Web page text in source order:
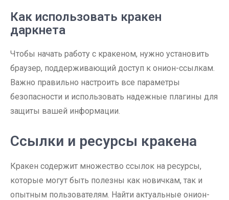
Как использовать кракен
даркнета
Чтобы начать работу с кракеном, нужно установить
браузер, поддерживающий доступ к онион-ссылкам.
Важно правильно настроить все параметры
безопасности и использовать надежные плагины для
защиты вашей информации.
Ссылки и ресурсы кракена
Кракен содержит множество ссылок на ресурсы,
которые могут быть полезны как новичкам, так и
опытным пользователям. Найти актуальные онион-